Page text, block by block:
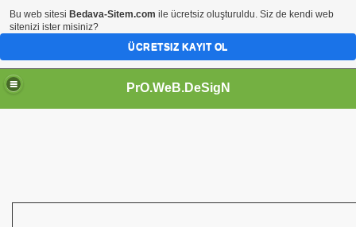
PrO.WeB.DeSigN
Bu web sitesi Bedava-Sitem.com ile ücretsiz oluşturuldu. Siz de kendi web
sitenizi ister misiniz?
ÜCRETSIZ KAYIT OL